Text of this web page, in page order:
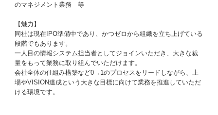
のマネジメント業務 等
【魅力】
同社は現在IPO準備中であり、かつゼロから組織を立ち上げている
段階でもあります。
一人目の情報システム担当者としてジョインいただき、大きな裁
量をもって業務に取り組んでいただけます。
会社全体の仕組み構築など0→1のプロセスをリードしながら、上
場やVISION達成という大きな目標に向けて業務を推進していただ
ける環境です。